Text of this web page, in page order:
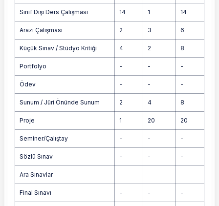
Sınıf Dışı Ders Çalışması 14 1 14
Arazi Çalışması 2 3 6
Küçük Sınav / Stüdyo Kritiği 4 2 8
Portfolyo - - -
Ödev - - -
Sunum / Jüri Önünde Sunum 2 4 8
Proje 1 20 20
Seminer/Çalıştay - - -
Sözlü Sınav - - -
Ara Sınavlar - - -
Final Sınavı - - -